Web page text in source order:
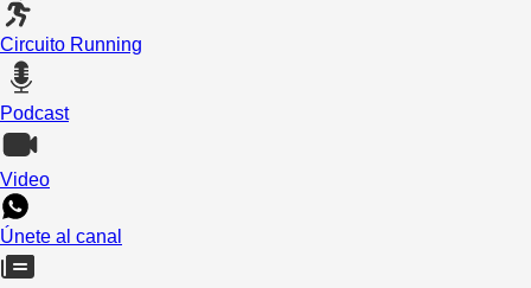
Circuito Running
Podcast
Video
Únete al canal